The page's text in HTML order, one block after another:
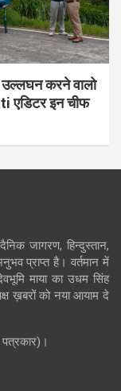
उल्लघन करने वालो
एडिटर इन चीफ
जागरण, हिन्दुस्तान,
प्राप्त है। वर्तमान में
माया का उधम सिंह
ख़बरों को नया आयाम दे
पत्रकार)।